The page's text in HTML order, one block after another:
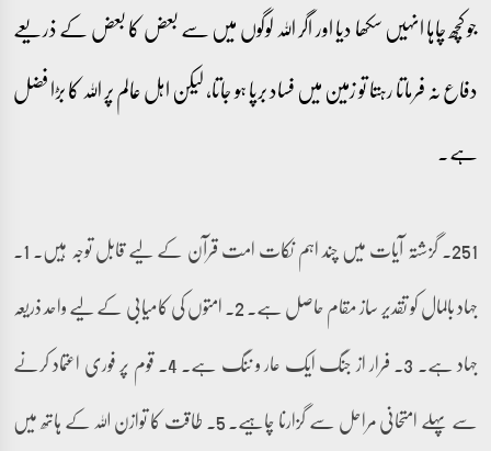
جو کچھ چاہا انہیں سکھا دیا اور اگر اللہ لوگوں میں سے بعض کا بعض کے ذریعے
دفاع نہ فرماتا رہتا تو زمین میں فساد برپا ہو جاتا، لیکن اہل عالم پر اللہ کا بڑا فضل
ہے۔
251۔ گزشتہ آیات میں چند اہم نکات امت قرآن کے لیے قابل توجہ ہیں۔ 1۔
جہاد بالمال کو تقدیر ساز مقام حاصل ہے۔ 2۔ امتوں کی کامیابی کے لیے واحد ذریعہ
جہاد ہے۔ 3۔ فرار از جنگ ایک عار و ننگ ہے۔ 4۔ قوم پر فوری اعتماد کرنے
سے پہلے امتحانی مراحل سے گزارنا چاہیے۔ 5۔ طاقت کا توازن اللہ کے ہاتھ میں